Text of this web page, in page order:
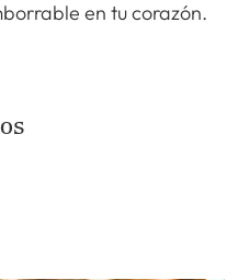
en tu corazón.